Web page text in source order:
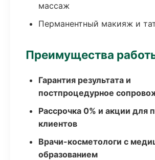
массаж
Перманентный макияж и
Преимущества
Гарантия результата и
постпроцедурное
Рассрочка 0% и акции для
клиентов
Врачи-косметологи с
образованием